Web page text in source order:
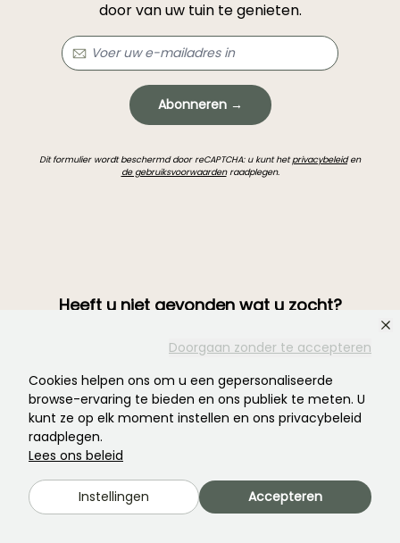
Doorgaan zonder te accepteren
Cookies helpen ons om u een gepersonaliseerde
browse-ervaring te bieden en ons publiek te meten. U
kunt ze op elk moment instellen en ons privacybeleid
raadplegen.
Lees ons beleid
Instellingen Accepteren
door van uw tuin te genieten.
Abonneren →
Dit formulier wordt beschermd door reCAPTCHA: u kunt hetprivacybeleiden
de gebruiksvoorwaardenraadplegen.
Heeft u niet gevonden wat u zocht?
Word lid van de community van plantenliefhebbers!